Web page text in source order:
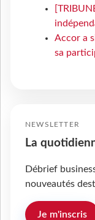
Accor a
sa
NEWSLETTER
La
Débrief
nouveautés
Je m'inscris